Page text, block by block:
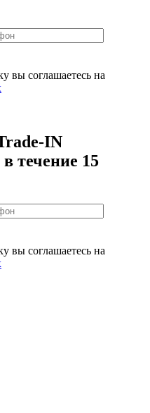
вы соглашаетесь на
IN
течение 15
вы соглашаетесь на